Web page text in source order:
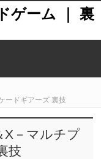
ゲーム ｜ 裏
ードギアーズ 裏技
X－マルチプ
技